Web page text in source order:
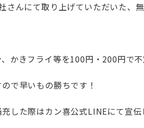
さんにて取り上げていただいた、
かきフライ等を100円・200円で不
で早いもの勝ちです！
した際はカン喜公式LINEにて宣伝